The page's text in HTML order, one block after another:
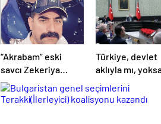
“Akrabam” eski
savcı Zekeriya
Öz’ün aymazlığı
Türkiye, devlet
aklıyla mı,
hemşerilik
mı yönetiliyor?